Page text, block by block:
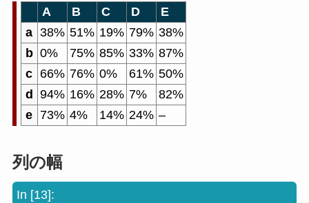
A B C D
E
a 38% 51% 19% 79% 38%
b 0% 75% 85% 33% 87%
c
66% 76% 0% 61% 50%
d
94% 16% 28% 7%
82%
e
73% 4% 14% 24% –
列の幅
In [13]: